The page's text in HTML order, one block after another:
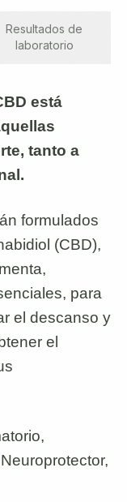
Resultados de
laboratorio
está
tanto a
formulados
(CBD),
para
el descanso y
el